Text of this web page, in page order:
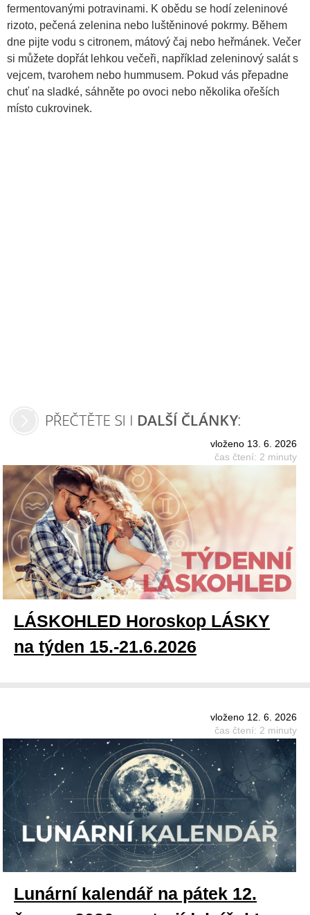
fermentovanými potravinami. K obědu se hodí zeleninové
rizoto, pečená zelenina nebo luštěninové pokrmy. Během
dne pijte vodu s citronem, mátový čaj nebo heřmánek. Večer
si můžete dopřát lehkou večeři, například zeleninový salát s
vejcem, tvarohem nebo hummusem. Pokud vás přepadne
chuť na sladké, sáhněte po ovoci nebo několika ořeších
místo cukrovinek.
vloženo 13. 6. 2026
čas čtení: 2 minuty
LÁSKOHLED Horoskop LÁSKY
na týden 15.-21.6.2026
vloženo 12. 6. 2026
čas čtení: 2 minuty
Lunární kalendář na pátek 12.